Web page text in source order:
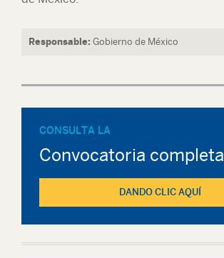
Responsable: Gobierno de México
CONSULTA LA
Convocatoria completa
DANDO CLIC AQUÍ